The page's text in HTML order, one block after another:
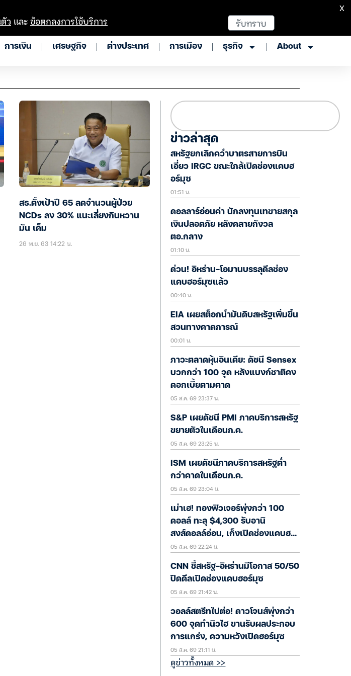
การเงิน เศรษฐกิจ ต่างประเทศ การเมือง ธุรกิจ About
สธ.ตั้งเป้าปี 65 ลดจำนวนผู้ป่วย
NCDs ลง 30% แนะเลี่ยงกินหวาน
มัน เค็ม
26 พ.ย. 63 14:22 น.
ข่าวล่าสุด
สหรัฐยกเลิกคว่ำบาตรสายการบิน
เอี่ยว IRGC ขณะใกล้เปิดช่องแคบฮ
อร์มุซ
01:51 น.
ดอลลาร์อ่อนค่า นักลงทุนเทขายสกุล
เงินปลอดภัย หลังคลายกังวล
ตอ.กลาง
01:10 น.
ด่วน! อิหร่าน-โอมานบรรลุดีลช่อง
แคบฮอร์มุซแล้ว
00:40 น.
EIA เผยสต็อกน้ำมันดิบสหรัฐเพิ่มขึ้น
สวนทางคาดการณ์
00:01 น.
ภาวะตลาดหุ้นอินเดีย: ดัชนี Sensex
บวกกว่า 100 จุด หลังแบงก์ชาติคง
ดอกเบี้ยตามคาด
05 ส.ค. 69 23:37 น.
S&P เผยดัชนี PMI ภาคบริการสหรัฐ
ขยายตัวในเดือนก.ค.
05 ส.ค. 69 23:25 น.
ISM เผยดัชนีภาคบริการสหรัฐต่ำ
กว่าคาดในเดือนก.ค.
05 ส.ค. 69 23:04 น.
เม่าเฮ! ทองฟิวเจอร์พุ่งกว่า 100
ดอลล์ ทะลุ $4,300 รับอานิ
สงส์ดอลล์อ่อน, เก็งเปิดช่องแคบฮ
อร์มุซ
05 ส.ค. 69 22:24 น.
CNN ชี้สหรัฐ-อิหร่านมีโอกาส 50/50
ปิดดีลเปิดช่องแคบฮอร์มุซ
05 ส.ค. 69 21:42 น.
วอลล์สตรีทไปต่อ! ดาวโจนส์พุ่งกว่า
600 จุดทำนิวไฮ ขานรับผลประกอบ
การแกร่ง, ความหวังเปิดฮอร์มุซ
05 ส.ค. 69 21:11 น.
ดูข่าวทั้งหมด >>
ว และข้อตกลงการใช้บริการ รับทราบ
X